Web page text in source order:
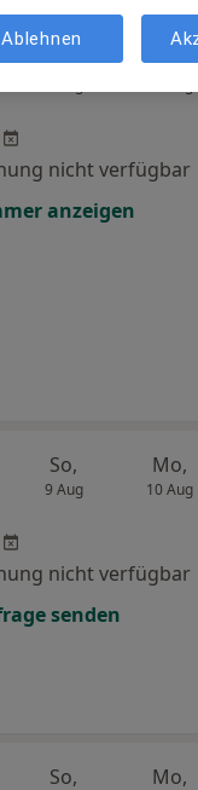
So, Mo,
nicht verfügbar
anzeigen
So,
9 Aug
Mo,
10 Aug
nicht verfügbar
senden
So, Mo,
Ablehnen